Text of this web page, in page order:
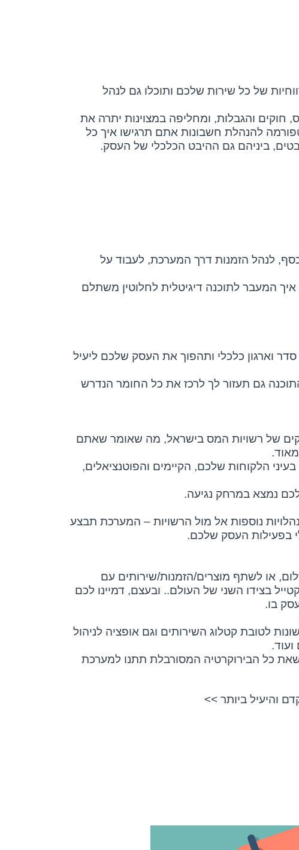
של כל שירות שלכם ותוכלו גם לנהל
והגבלות, ומחליפה במצוינות יתרה את
להנהלת חשבונות אתם תרגישו איך כל
ביניהם גם ההיבט הכלכלי של העסק.
לנהל הזמנות דרך המערכת, לעבוד על
המעבר לתוכנה דיגיטלית לחלוטין משתלם
וארגון כלכלי ותהפוך את העסק שלכם ליעיל
גם תעזור לך לרכז את כל החומר הנדרש
של רשויות המס בישראל, מה שאומר שאתם
הלקוחות שלכם, הקיימים והפוטנציאלים,
נמצא במרחק נגיעה.
נוספות אל מול הרשויות – המערכת תבצע
בפעילות העסק שלכם.
או לשתף מוצרים/הזמנות/שירותים עם
בצידו השני של העולם.. ובעצם, דמיינו לכם
בו.
לטובת קטלוג השירותים וגם אופציה לניהול
כל הבירוקרטיה המסורבלת תתנו למערכת
והיעיל ביותר >>